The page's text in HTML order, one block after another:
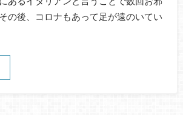
の後、コロナもあって足が遠のいてい